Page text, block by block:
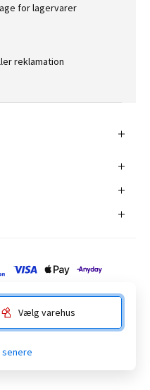
for lagervarer
reklamation
19555305
Vælg varehus